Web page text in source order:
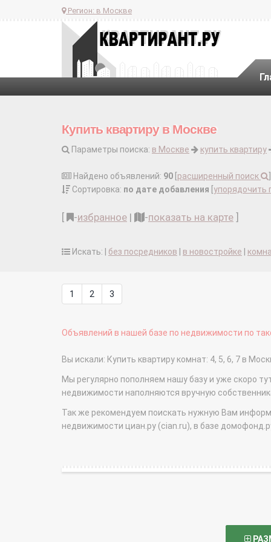
Регион: в Москве
Купить квартиру в Москве
Параметры поиска: в Москве купить квартиру
Найдено объявлений: 90 расширенный поиск
Сортировка: по дате добавления упорядочить
-избранное | -показать на карте
Искать: | без посредников в новостройке
1 2 3
Объявлений в нашей базе по недвижимости по
Вы искали: Купить квартиру комнат: 4, 5, 6, 7 в
Мы регулярно пополняем нашу базу и уже скоро
недвижимости наполняются вручную
Так же рекомендуем поискать нужную Вам
недвижимости циан.ру (cian.ru), в базе